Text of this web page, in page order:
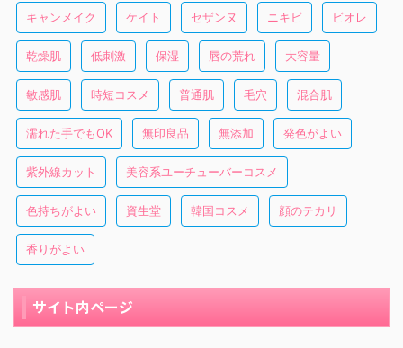
キャンメイク ケイト セザンヌ ニキビ ビオレ
乾燥肌 低刺激 保湿 唇の荒れ 大容量
敏感肌 時短コスメ 普通肌 毛穴 混合肌
濡れた手でもOK 無印良品 無添加 発色がよい
紫外線カット 美容系ユーチューバーコスメ
色持ちがよい 資生堂 韓国コスメ 顔のテカリ
香りがよい
サイト内ページ